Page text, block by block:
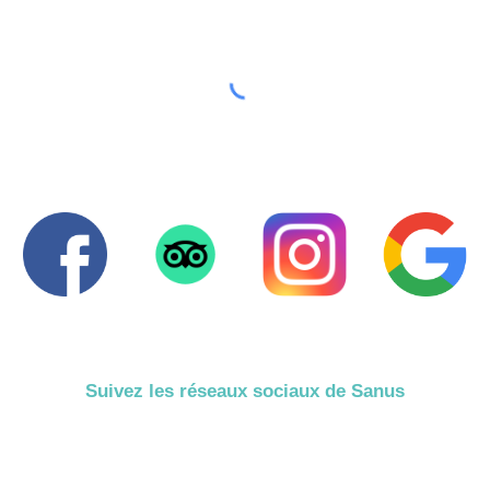
Suivez les réseaux sociaux de Sanus